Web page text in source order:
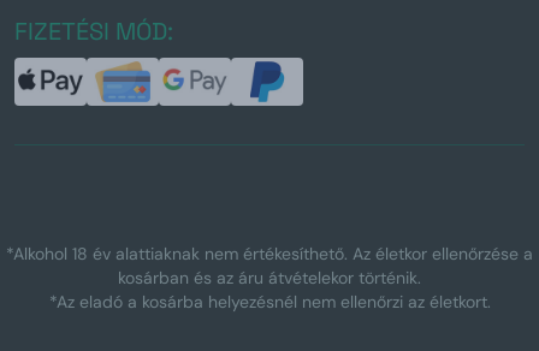
FIZETÉSI MÓD:
*Alkohol 18 év alattiaknak nem értékesíthető. Az életkor ellenőrzése a
kosárban és az áru átvételekor történik.
*Az eladó a kosárba helyezésnél nem ellenőrzi az életkort.